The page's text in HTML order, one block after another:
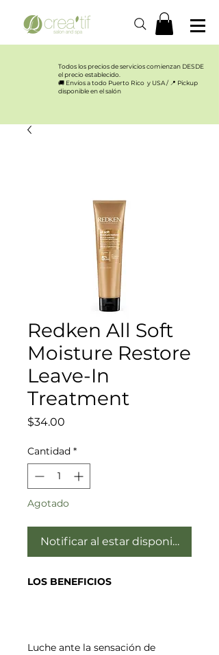
Todos los precios de servicios comienzan DESDE
el precio establecido.​
🚚 Envíos a todo Puerto Rico y USA / 📍 Pickup
disponible en el salón
Redken All Soft
Moisture Restore
Leave-In
Treatment
$34.00
Cantidad *
Agotado
Notificar al estar disponible
LOS BENEFICIOS
Luche ante la sensación de